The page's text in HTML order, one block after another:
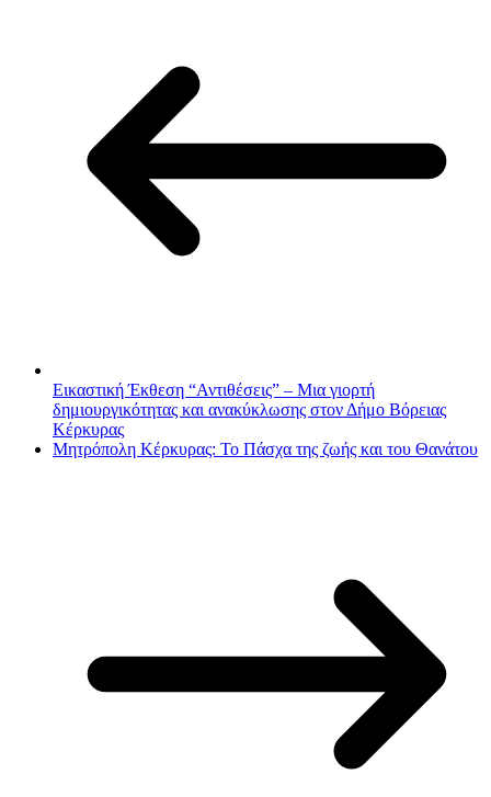
Εικαστική Έκθεση “Αντιθέσεις” – Μια γιορτή
δημιουργικότητας και ανακύκλωσης στον Δήμο Βόρειας
Κέρκυρας
Μητρόπολη Κέρκυρας: Το Πάσχα της ζωής και του Θανάτου